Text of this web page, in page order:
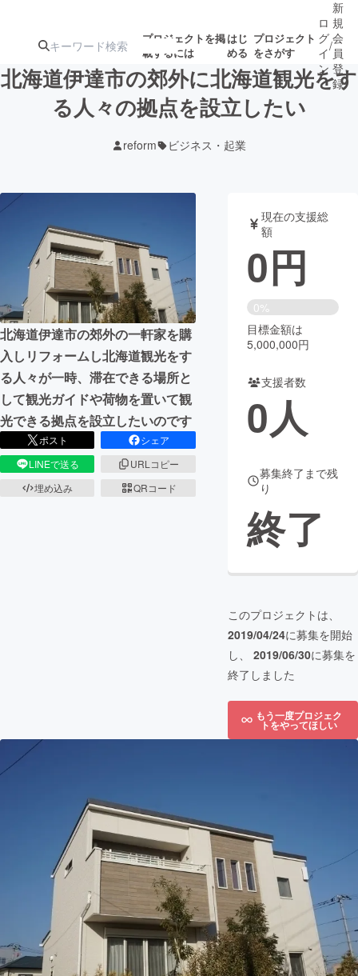
プロジェクトを掲
載するには
はじ
める
プロジェクト
をさがす
ジェクト
募集終了が近いプ
ロジェクト
音楽
テクノロジー・ガジェット ゲーム・サ
映像・映画 書籍・雑誌
ビジネス・起業 チャレンジ
まちづくり・地域活性化
CAMPFIRE for Social Good CAMPFIRE Creation
CAMPFIREふるさと納税
ロ
グ
イ
ン
/
新
規
会
員
登
録
北海道伊達市の郊外に北海道観光をす
る人々の拠点を設立したい
reform ビジネス・起業
北海道伊達市の郊外の一軒家を購
入しリフォームし北海道観光をす
る人々が一時、滞在できる場所と
して観光ガイドや荷物を置いて観
光できる拠点を設立したいのです
ポスト
シェア
LINEで送る
URLコピー
埋め込み
QRコード
現在の支援総
額
0円
0%
目標金額は
5,000,000円
支援者数
0人
募集終了まで残
り
終了
このプロジェクトは、
2019/04/24に募集を開始
し、 2019/06/30に募集を
終了しました
もう一度プロジェク
トをやってほしい